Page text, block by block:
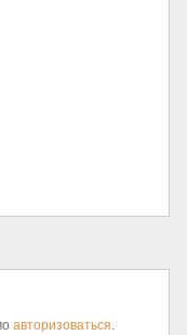
авторизоваться.